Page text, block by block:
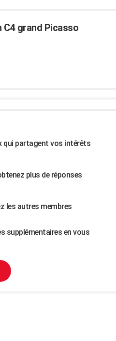
grand Picasso
qui partagent vos intérêts
plus de réponses
les autres membres
supplémentaires en vous